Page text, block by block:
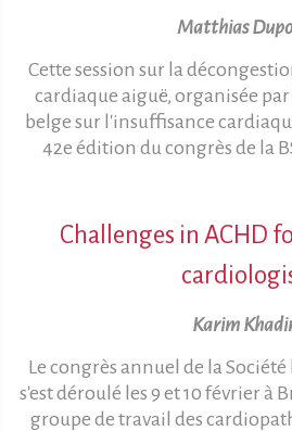
Matthias
Cette session sur la
cardiaque aiguë, organisée
belge sur l'insuffisance
42e édition du congrès de la
Challenges in ACHD
Karim
Le congrès annuel de la
s'est déroulé les 9 et 10 février à
groupe de travail des